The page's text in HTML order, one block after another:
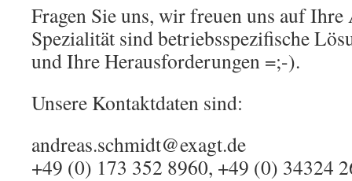
Fragen Sie uns, wir freuen uns auf Ihre
Spezialität sind betriebsspezifische
und Ihre Herausforderungen =;-).
Unsere Kontaktdaten sind:
andreas.schmidt@exagt.de
+49 (0) 173 352 8960, +49 (0) 34324